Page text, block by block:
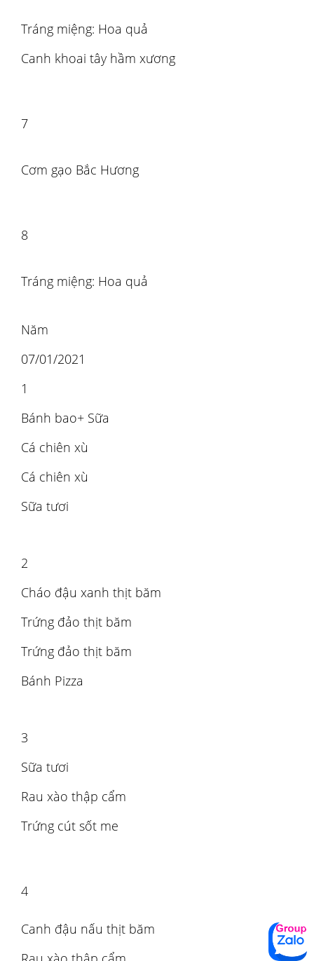
Tráng miệng: Hoa quả
Canh khoai tây hầm xương
7
Cơm gạo Bắc Hương
8
Tráng miệng: Hoa quả
Năm
07/01/2021
1
Bánh bao+ Sữa
Cá chiên xù
Cá chiên xù
Sữa tươi
2
Cháo đậu xanh thịt băm
Trứng đảo thịt băm
Trứng đảo thịt băm
Bánh Pizza
3
Sữa tươi
Rau xào thập cẩm
Trứng cút sốt me
4
Canh đậu nấu thịt băm